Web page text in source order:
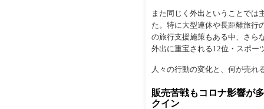
また同じく外出ということでは
た。特に大型連休や長距離旅行
の旅行支援施策もある中、さら
外出に重宝される12位・スポー
人々の行動の変化と、何が売れ
販売苦戦もコロナ影響が
クイン